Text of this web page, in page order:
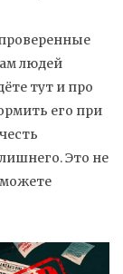
людей
тут и про
его при
Это не